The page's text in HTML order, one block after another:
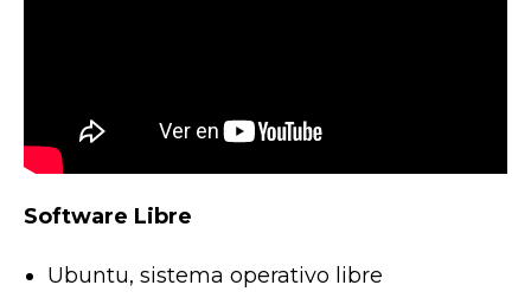
Software Libre
Ubuntu, sistema operativo libre